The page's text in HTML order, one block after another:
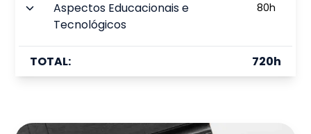
Aspectos Educacionais e
Tecnológicos
80h
TOTAL: 720h